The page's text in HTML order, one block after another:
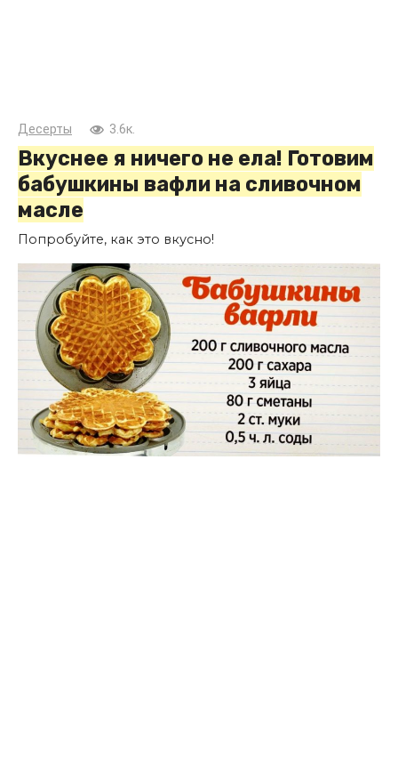
Десерты 3.6к.
Вкуснее я ничего не ела! Готовим
бабушкины вафли на сливочном
масле
Попробуйте, как это вкусно!